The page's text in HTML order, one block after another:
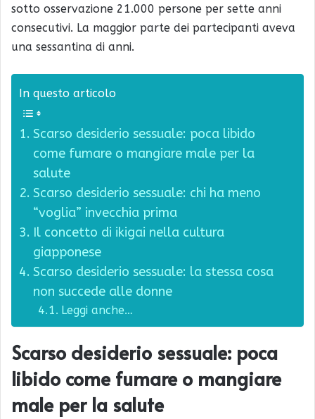
sotto osservazione 21.000 persone per sette anni
consecutivi. La maggior parte dei partecipanti aveva
una sessantina di anni.
In questo articolo
Scarso desiderio sessuale: poca libido
come fumare o mangiare male per la
salute
Scarso desiderio sessuale: chi ha meno
“voglia” invecchia prima
Il concetto di ikigai nella cultura
giapponese
Scarso desiderio sessuale: la stessa cosa
non succede alle donne
Leggi anche…
Scarso desiderio sessuale: poca
libido come fumare o mangiare
male per la salute